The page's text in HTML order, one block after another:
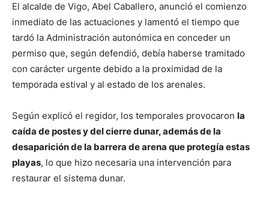
El alcalde de Vigo, Abel Caballero, anunció el comienzo
inmediato de las actuaciones y lamentó el tiempo que
tardó la Administración autonómica en conceder un
permiso que, según defendió, debía haberse tramitado
con carácter urgente debido a la proximidad de la
temporada estival y al estado de los arenales.
Según explicó el regidor, los temporales provocaron la
caída de postes y del cierre dunar, además de la
desaparición de la barrera de arena que protegía estas
playas, lo que hizo necesaria una intervención para
restaurar el sistema dunar.